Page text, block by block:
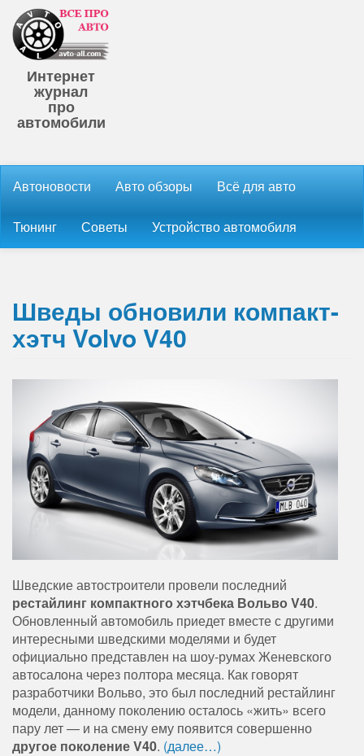
Интернет
журнал
про
автомобили
Автоновости Авто обзоры Всё для авто
Тюнинг Советы Устройство автомобиля
Шведы обновили компакт-
хэтч Volvo V40
Шведские автостроители провели последний
рестайлинг компактного хэтчбека Вольво V40.
Обновленный автомобиль приедет вместе с другими
интересными шведскими моделями и будет
официально представлен на шоу-румах Женевского
автосалона через полтора месяца. Как говорят
разработчики Вольво, это был последний рестайлинг
модели, данному поколению осталось «жить» всего
пару лет — и на смену ему появится совершенно
другое поколение V40. (далее…)